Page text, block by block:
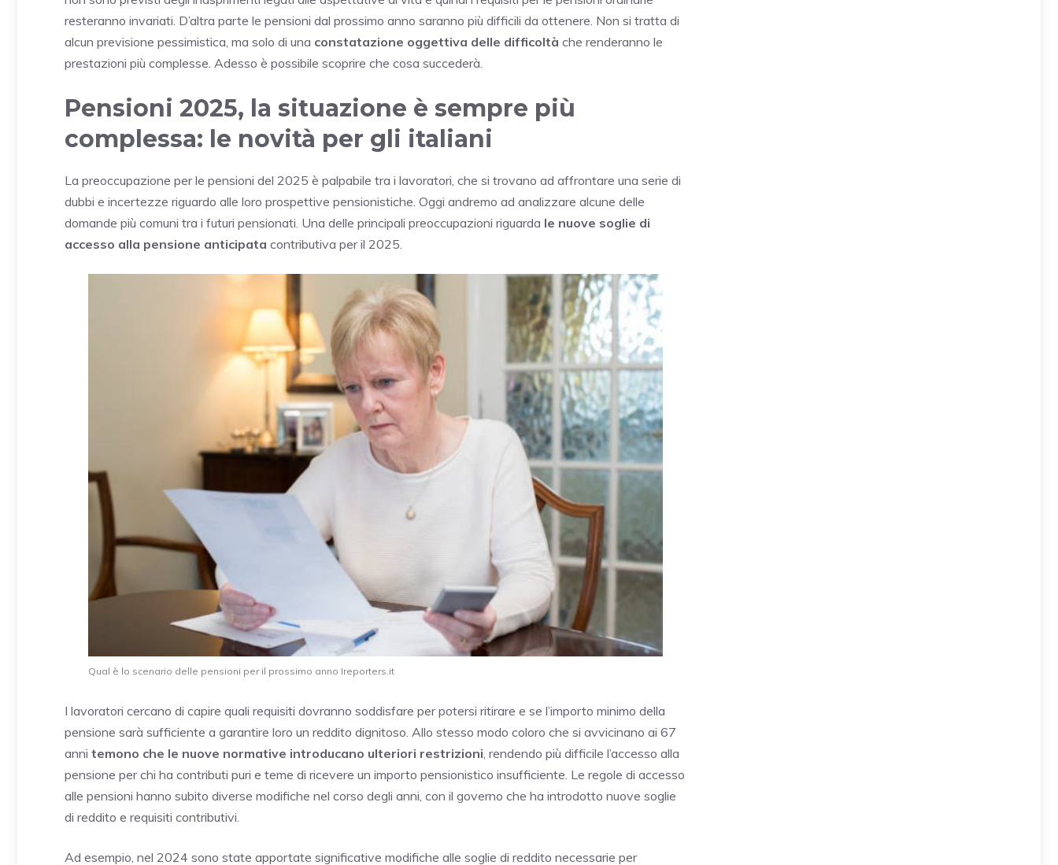
resteranno invariati. D’altra parte le pensioni dal prossimo anno saranno più difficili da ottenere. Non si tratta di
alcun previsione pessimistica, ma solo di una constatazione oggettiva delle difficoltà che renderanno le
prestazioni più complesse. Adesso è possibile scoprire che cosa succederà.
Pensioni 2025, la situazione è sempre più
complessa: le novità per gli italiani
La preoccupazione per le pensioni del 2025 è palpabile tra i lavoratori, che si trovano ad affrontare una serie di
dubbi e incertezze riguardo alle loro prospettive pensionistiche. Oggi andremo ad analizzare alcune delle
domande più comuni tra i futuri pensionati. Una delle principali preoccupazioni riguarda le nuove soglie di
accesso alla pensione anticipata contributiva per il 2025.
Qual è lo scenario delle pensioni per il prossimo anno Ireporters.it
I lavoratori cercano di capire quali requisiti dovranno soddisfare per potersi ritirare e se l’importo minimo della
pensione sarà sufficiente a garantire loro un reddito dignitoso. Allo stesso modo coloro che si avvicinano ai 67
anni temono che le nuove normative introducano ulteriori restrizioni, rendendo più difficile l’accesso alla
pensione per chi ha contributi puri e teme di ricevere un importo pensionistico insufficiente. Le regole di accesso
alle pensioni hanno subito diverse modifiche nel corso degli anni, con il governo che ha introdotto nuove soglie
di reddito e requisiti contributivi.
Ad esempio, nel 2024 sono state apportate significative modifiche alle soglie di reddito necessarie per